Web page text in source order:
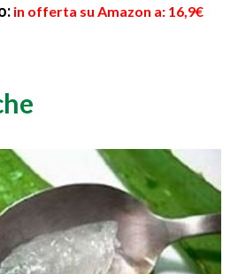
in offerta su Amazon a: 16,9€